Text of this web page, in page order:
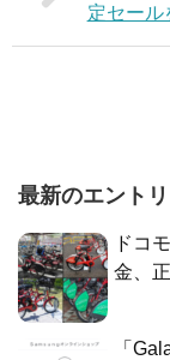
定セール
最新のエントリ
ドコ
金、
「